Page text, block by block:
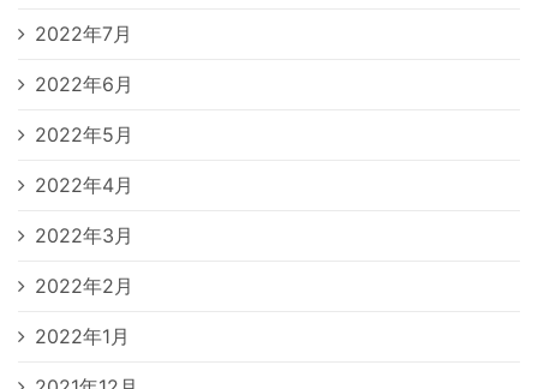
2022年7月
2022年6月
2022年5月
2022年4月
2022年3月
2022年2月
2022年1月